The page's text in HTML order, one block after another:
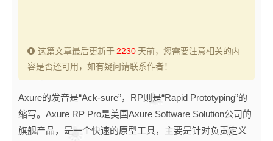
这篇文章最后更新于 2230 天前，您需要注意相关的内
容是否还可用，如有疑问请联系作者！
Axure的发音是“Ack-sure”，RP则是“Rapid Prototyping”的
缩写。Axure RP Pro是美国Axure Software Solution公司的
旗舰产品，是一个快速的原型工具，主要是针对负责定义